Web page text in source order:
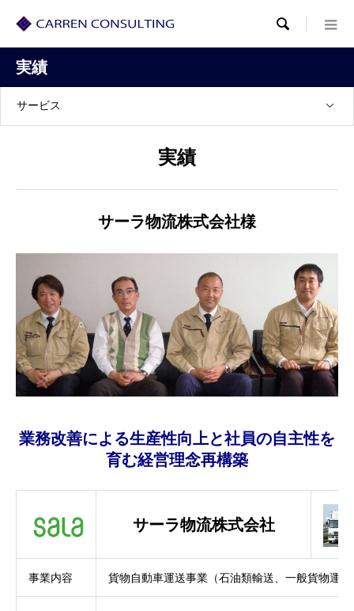

実績
サービス
実績
サーラ物流株式会社様
業務改善による生産性向上と社員の自主性を
育む経営理念再構築
サーラ物流株式会社
事業内容 貨物自動車運送事業（石油類輸送、一般貨物運送